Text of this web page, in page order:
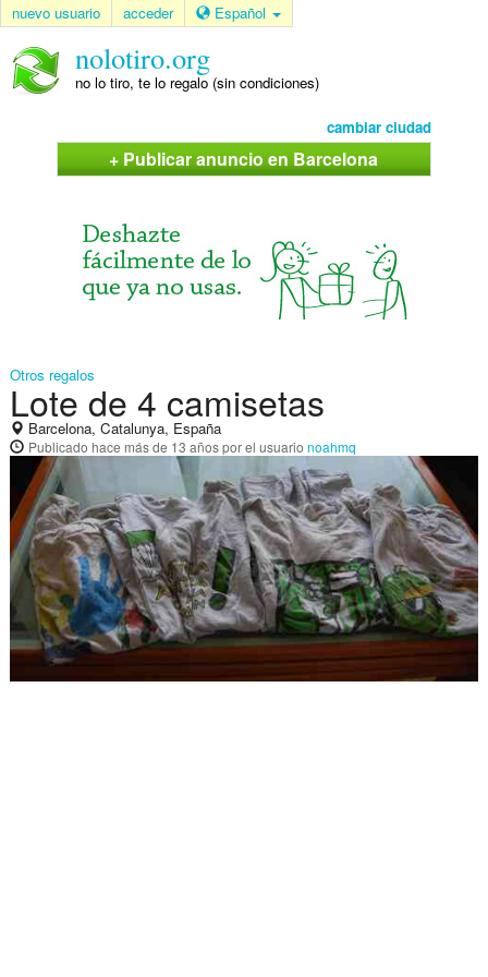
nuevo usuario acceder Español
nolotiro.org
no lo tiro, te lo regalo (sin condiciones)
cambiar ciudad
+ Publicar anuncio en Barcelona
Otros regalos
Lote de 4 camisetas
Barcelona, Catalunya, España
Publicado hace más de 13 añospor el usuario noahmq